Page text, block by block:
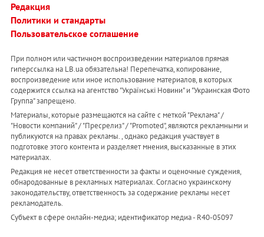
Редакция
Политики и стандарты
Пользовательское соглашение
При полном или частичном воспроизведении материалов прямая
гиперссылка на LB.ua обязательна! Перепечатка, копирование,
воспроизведение или иное использование материалов, в которых
содержится ссылка на агентство "Українськi Новини" и "Украинская Фото
Группа" запрещено.
Материалы, которые размещаются на сайте с меткой "Реклама" /
"Новости компаний" / "Пресрелиз" / "Promoted", являются рекламными и
публикуются на правах рекламы. , однако редакция участвует в
подготовке этого контента и разделяет мнения, высказанные в этих
материалах.
Редакция не несет ответственности за факты и оценочные суждения,
обнародованные в рекламных материалах. Согласно украинскому
законодательству, ответственность за содержание рекламы несет
рекламодатель.
Субъект в сфере онлайн-медиа; идентификатор медиа - R40-05097